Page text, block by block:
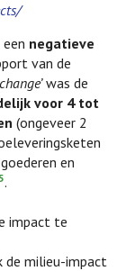
een negatieve
van de
was de
voor 4 tot
(ongeveer 2
en
.
impact te
de milieu-impact